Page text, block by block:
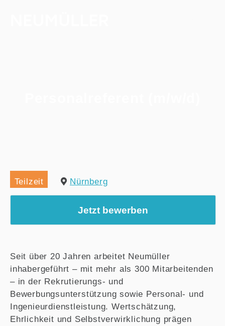
Teilzeit Nürnberg
Jetzt bewerben
Seit über 20 Jahren arbeitet Neumüller
inhabergeführt – mit mehr als 300 Mitarbeitenden
– in der Rekrutierungs- und
Bewerbungsunterstützung sowie Personal- und
Ingenieurdienstleistung. Wertschätzung,
Ehrlichkeit und Selbstverwirklichung prägen